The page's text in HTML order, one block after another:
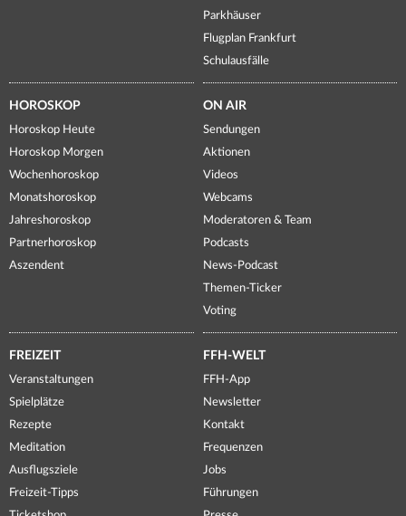
Parkhäuser
Flugplan Frankfurt
Schulausfälle
HOROSKOP
Horoskop Heute
Horoskop Morgen
Wochenhoroskop
Monatshoroskop
Jahreshoroskop
Partnerhoroskop
Aszendent
ON AIR
Sendungen
Aktionen
Videos
Webcams
Moderatoren & Team
Podcasts
News-Podcast
Themen-Ticker
Voting
FREIZEIT
Veranstaltungen
Spielplätze
Rezepte
Meditation
Ausflugsziele
Freizeit-Tipps
FFH-WELT
FFH-App
Newsletter
Kontakt
Frequenzen
Jobs
Führungen